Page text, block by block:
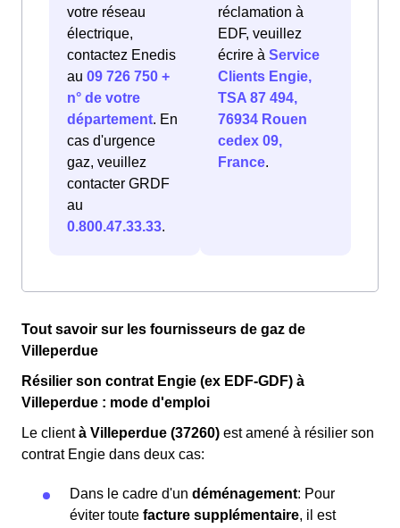
votre réseau
électrique,
contactez Enedis
au 09 726 750 +
n° de votre
département. En
cas d'urgence
gaz, veuillez
contacter GRDF
au
0.800.47.33.33.
réclamation à
EDF, veuillez
écrire à Service
Clients Engie,
TSA 87 494,
76934 Rouen
cedex 09,
France.
Tout savoir sur les fournisseurs de gaz de
Villeperdue
Résilier son contrat Engie (ex EDF-GDF) à
Villeperdue : mode d'emploi
Le clientà Villeperdue (37260) est amené à résilier son
contrat Engie dans deux cas:
Dans le cadre d'un déménagement: Pour
éviter toute facture supplémentaire, il est